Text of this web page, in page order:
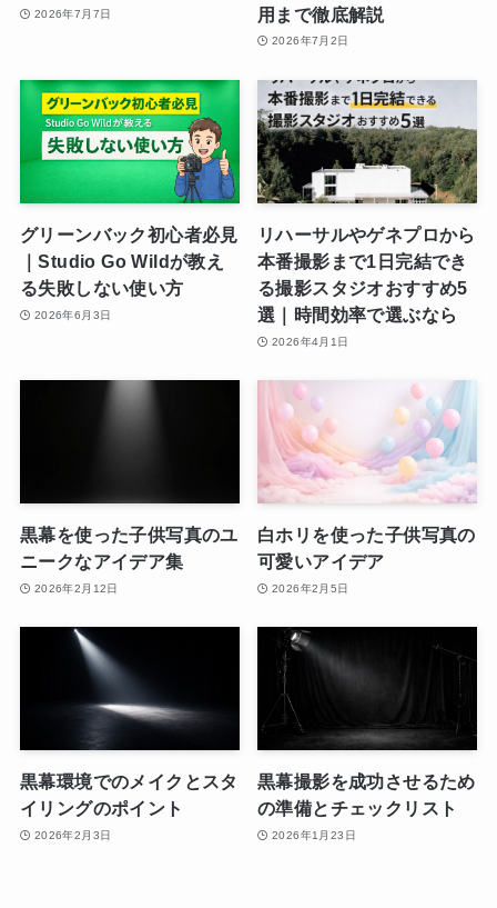
2026年7月7日 用まで徹底解説
2026年7月2日
グリーンバック初心者必見
｜Studio Go Wildが教え
る失敗しない使い方
2026年6月3日
リハーサルやゲネプロから
本番撮影まで1日完結でき
る撮影スタジオおすすめ5
選｜時間効率で選ぶなら
2026年4月1日
黒幕を使った子供写真のユ
ニークなアイデア集
2026年2月12日
白ホリを使った子供写真の
可愛いアイデア
2026年2月5日
黒幕環境でのメイクとスタ
イリングのポイント
2026年2月3日
黒幕撮影を成功させるため
の準備とチェックリスト
2026年1月23日